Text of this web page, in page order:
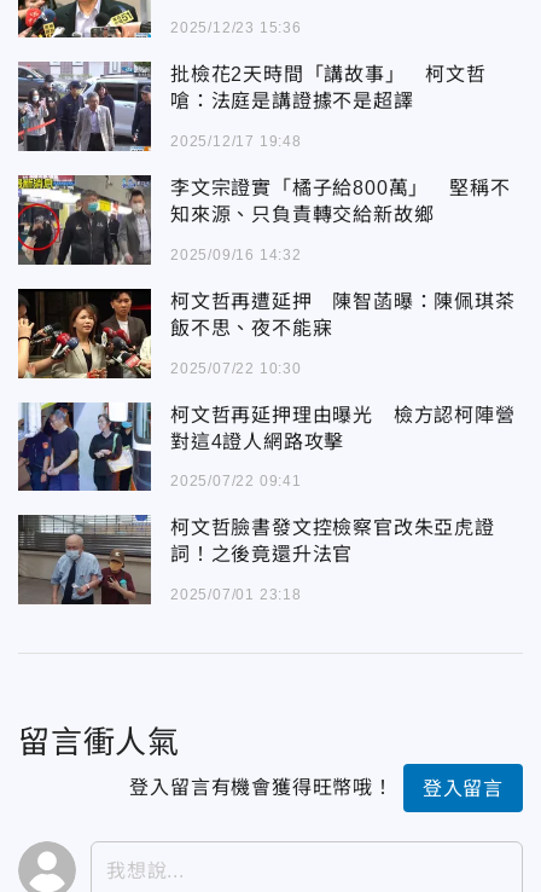
2025/12/23 15:36
批檢花2天時間「講故事」 柯文哲
嗆：法庭是講證據不是超譯
2025/12/17 19:48
李文宗證實「橘子給800萬」 堅稱不
知來源、只負責轉交給新故鄉
2025/09/16 14:32
柯文哲再遭延押 陳智菡曝：陳佩琪茶
飯不思、夜不能寐
2025/07/22 10:30
柯文哲再延押理由曝光 檢方認柯陣營
對這4證人網路攻擊
2025/07/22 09:41
柯文哲臉書發文控檢察官改朱亞虎證
詞！之後竟還升法官
2025/07/01 23:18
留言衝人氣
登入留言有機會獲得旺幣哦！ 登入留言